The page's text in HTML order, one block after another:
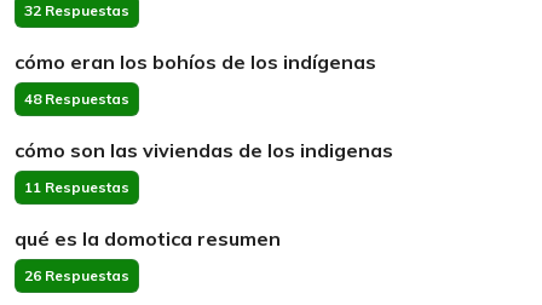
32 Respuestas
cómo eran los bohíos de los indígenas
48 Respuestas
cómo son las viviendas de los indigenas
11 Respuestas
qué es la domotica resumen
26 Respuestas